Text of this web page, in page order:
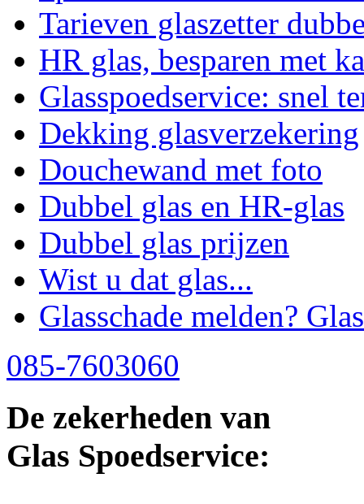
Tarieven glaszetter
HR glas, besparen met
Glasspoedservice: snel
Dekking glasverzekering
Douchewand met foto
Dubbel glas en HR-glas
Dubbel glas prijzen
Wist u dat glas...
Glasschade melden?
085-7603060
De zekerheden van
Glas Spoedservice: